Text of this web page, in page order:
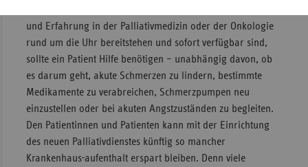
und Erfahrung in der Palliativmedizin oder der Onkologie
rund um die Uhr bereitstehen und sofort verfügbar sind,
sollte ein Patient Hilfe benötigen – unabhängig davon, ob
es darum geht, akute Schmerzen zu lindern, bestimmte
Medikamente zu verabreichen, Schmerzpumpen neu
einzustellen oder bei akuten Angstzuständen zu begleiten.
Den Patientinnen und Patienten kann mit der Einrichtung
des neuen Palliativdienstes künftig so mancher
Krankenhaus-aufenthalt erspart bleiben. Denn viele